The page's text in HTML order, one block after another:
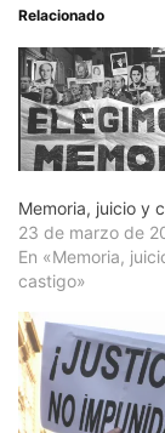
Relacionado
Memoria, juicio y
23 de marzo de
En «Memoria,
castigo»